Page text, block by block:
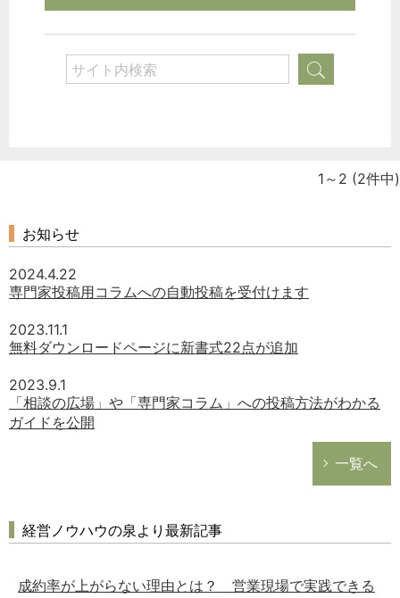
税務経理
経営の知恵
1～2 (2件中)
お知らせ
2024.4.22
専門家投稿用コラムへの自動投稿を受付けます
2023.11.1
無料ダウンロードページに新書式22点が追加
2023.9.1
「相談の広場」や「専門家コラム」への投稿方法がわかる
ガイドを公開
一覧へ
経営ノウハウの泉より最新記事
成約率が上がらない理由とは？ 営業現場で実践できる